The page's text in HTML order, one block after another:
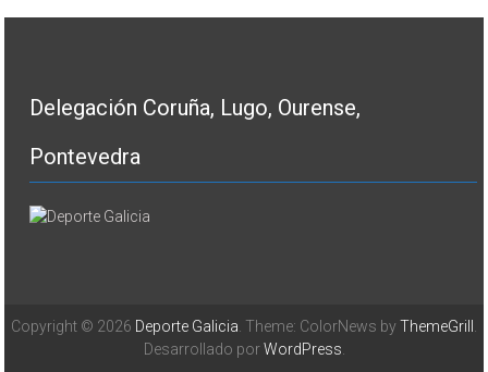
Delegación Coruña, Lugo, Ourense,
Pontevedra
Copyright © 2026 Deporte Galicia . Theme: ColorNews byThemeGrill
Desarrollado porWordPress